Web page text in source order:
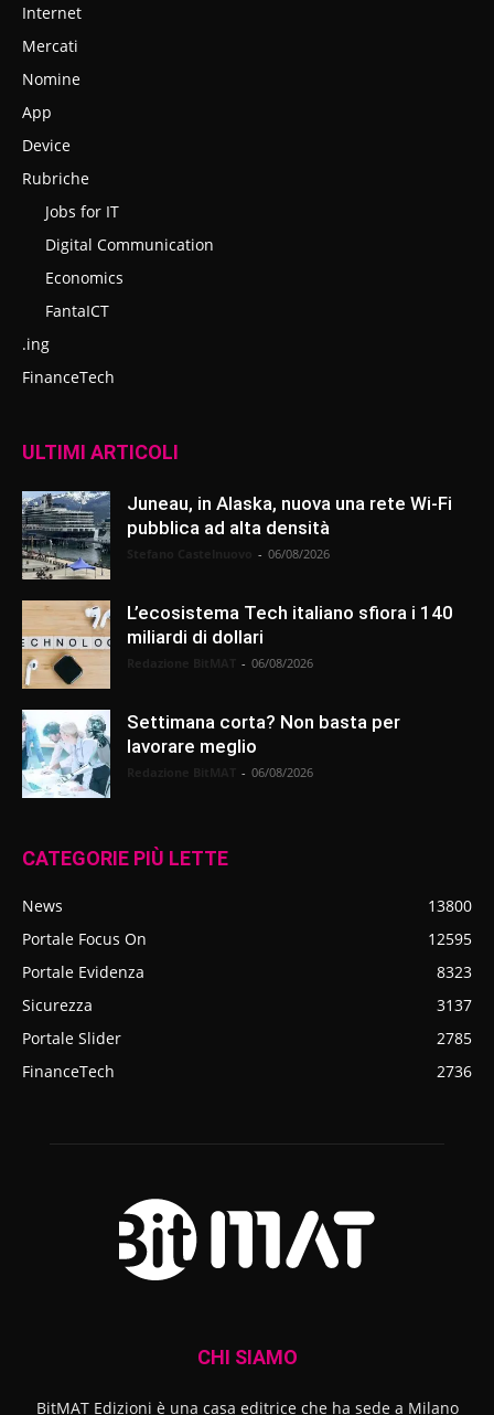
Internet
Mercati
Nomine
App
Device
Rubriche
Jobs for IT
Digital Communication
Economics
FantaICT
.ing
FinanceTech
ULTIMI ARTICOLI
Juneau, in Alaska, nuova una rete Wi-Fi
pubblica ad alta densità
- 06/08/2026
L’ecosistema Tech italiano sfiora i 140
miliardi di dollari
- 06/08/2026
Settimana corta? Non basta per
lavorare meglio
- 06/08/2026
CATEGORIE PIÙ LETTE
News
13800
Portale Focus On
12595
Portale Evidenza
8323
Sicurezza
3137
Portale Slider
2785
FinanceTech
2736
CHI SIAMO
BitMAT Edizioni è una casa editrice che ha sede a Milano